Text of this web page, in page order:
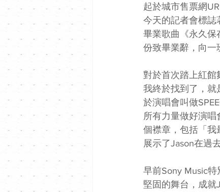
起於城市售票網
今天的記者會標誌
畢業歌曲《永久保
份致畢業辭，向一
對於首次踏上紅館
我終於找到了，
於演唱會叫做
所有力量做好演
個襟章，包括「我
展示了Jason在過
早前Sony Music特
堅固的舞台，成就